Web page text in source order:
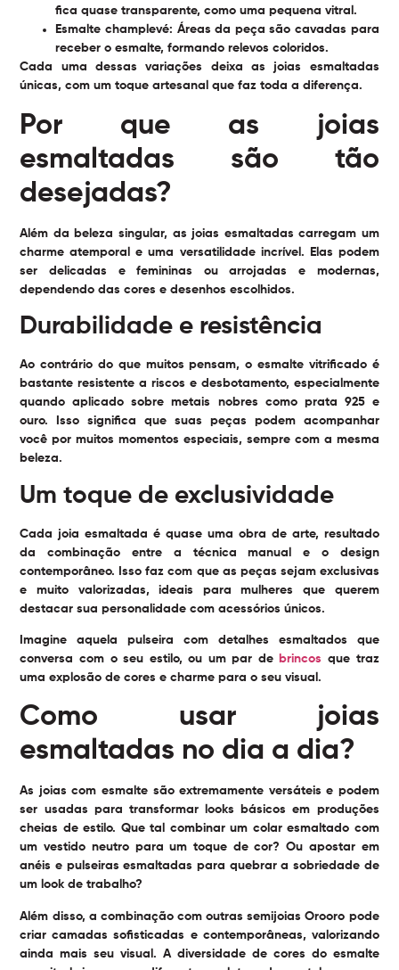
fica quase transparente, como uma pequena vitral.
Esmalte champlevé: Áreas da peça são cavadas para
receber o esmalte, formando relevos coloridos.
Cada uma dessas variações deixa as joias esmaltadas
únicas, com um toque artesanal que faz toda a diferença.
Por que as joias
esmaltadas são tão
desejadas?
Além da beleza singular, as joias esmaltadas carregam um
charme atemporal e uma versatilidade incrível. Elas podem
ser delicadas e femininas ou arrojadas e modernas,
dependendo das cores e desenhos escolhidos.
Durabilidade e resistência
Ao contrário do que muitos pensam, o esmalte vitrificado é
bastante resistente a riscos e desbotamento, especialmente
quando aplicado sobre metais nobres como prata 925 e
ouro. Isso significa que suas peças podem acompanhar
você por muitos momentos especiais, sempre com a mesma
beleza.
Um toque de exclusividade
Cada joia esmaltada é quase uma obra de arte, resultado
da combinação entre a técnica manual e o design
contemporâneo. Isso faz com que as peças sejam exclusivas
e muito valorizadas, ideais para mulheres que querem
destacar sua personalidade com acessórios únicos.
Imagine aquela pulseira com detalhes esmaltados que
conversa com o seu estilo, ou um par de brincos que traz
uma explosão de cores e charme para o seu visual.
Como usar joias
esmaltadas no dia a dia?
As joias com esmalte são extremamente versáteis e podem
ser usadas para transformar looks básicos em produções
cheias de estilo. Que tal combinar um colar esmaltado com
um vestido neutro para um toque de cor? Ou apostar em
anéis e pulseiras esmaltadas para quebrar a sobriedade de
um look de trabalho?
Além disso, a combinação com outras semijoias Orooro pode
criar camadas sofisticadas e contemporâneas, valorizando
ainda mais seu visual. A diversidade de cores do esmalte